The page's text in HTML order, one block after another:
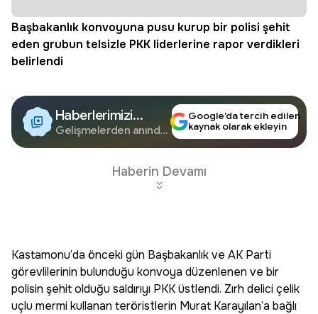
Başbakanlık konvoyuna pusu kurup bir polisi şehit
eden grubun telsizle PKK liderlerine rapor verdikleri
belirlendi
Haberlerimizi
Google'da Takip
Edin
Gelişmelerden anında
Google’da tercih edilen
kaynak olarak ekleyin
Haberin Devamı
Kastamonu’da önceki gün Başbakanlık ve AK Parti
görevlilerinin bulunduğu konvoya düzenlenen ve bir
polisin şehit olduğu saldırıyı PKK üstlendi. Zırh delici çelik
uçlu mermi kullanan teröristlerin Murat Karayılan’a bağlı